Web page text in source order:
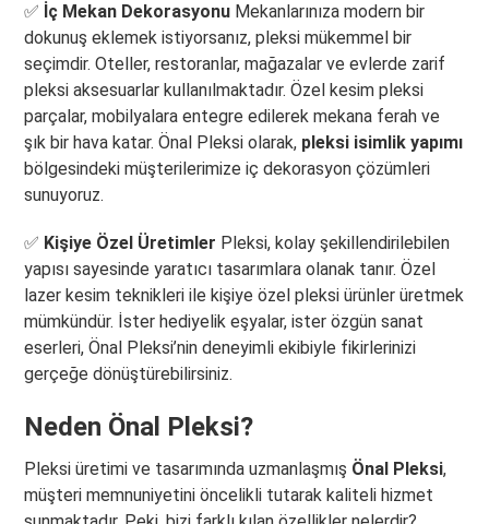
✅ İç Mekan Dekorasyonu Mekanlarınıza modern bir
dokunuş eklemek istiyorsanız, pleksi mükemmel bir
seçimdir. Oteller, restoranlar, mağazalar ve evlerde zarif
pleksi aksesuarlar kullanılmaktadır. Özel kesim pleksi
parçalar, mobilyalara entegre edilerek mekana ferah ve
şık bir hava katar. Önal Pleksi olarak, pleksi isimlik yapımı
bölgesindeki müşterilerimize iç dekorasyon çözümleri
sunuyoruz.
✅ Kişiye Özel Üretimler Pleksi, kolay şekillendirilebilen
yapısı sayesinde yaratıcı tasarımlara olanak tanır. Özel
lazer kesim teknikleri ile kişiye özel pleksi ürünler üretmek
mümkündür. İster hediyelik eşyalar, ister özgün sanat
eserleri, Önal Pleksi’nin deneyimli ekibiyle fikirlerinizi
gerçeğe dönüştürebilirsiniz.
Neden Önal Pleksi?
Pleksi üretimi ve tasarımında uzmanlaşmış Önal Pleksi,
müşteri memnuniyetini öncelikli tutarak kaliteli hizmet